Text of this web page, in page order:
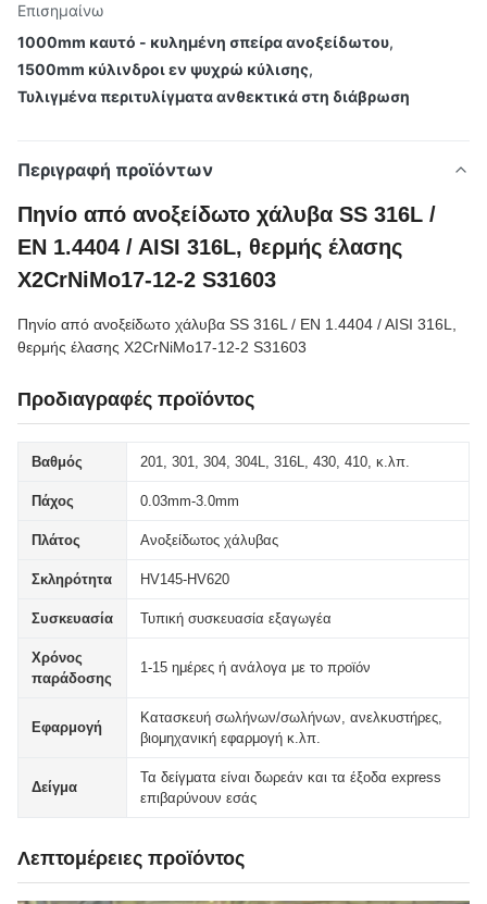
Επισημαίνω
1000mm καυτό - κυλημένη σπείρα ανοξείδωτου,
1500mm κύλινδροι εν ψυχρώ κύλισης,
Τυλιγμένα περιτυλίγματα ανθεκτικά στη διάβρωση
Περιγραφή προϊόντων
Πηνίο από ανοξείδωτο χάλυβα SS 316L /
EN 1.4404 / AISI 316L, θερμής έλασης
X2CrNiMo17-12-2 S31603
Πηνίο από ανοξείδωτο χάλυβα SS 316L / EN 1.4404 / AISI 316L,
θερμής έλασης X2CrNiMo17-12-2 S31603
Προδιαγραφές προϊόντος
Βαθμός 201, 301, 304, 304L, 316L, 430, 410, κ.λπ.
Πάχος 0.03mm-3.0mm
Πλάτος Ανοξείδωτος χάλυβας
Σκληρότητα HV145-HV620
Συσκευασία Τυπική συσκευασία εξαγωγέα
Χρόνος
παράδοσης
1-15 ημέρες ή ανάλογα με το προϊόν
Εφαρμογή
Κατασκευή σωλήνων/σωλήνων, ανελκυστήρες,
βιομηχανική εφαρμογή κ.λπ.
Δείγμα
Τα δείγματα είναι δωρεάν και τα έξοδα express
επιβαρύνουν εσάς
Λεπτομέρειες προϊόντος